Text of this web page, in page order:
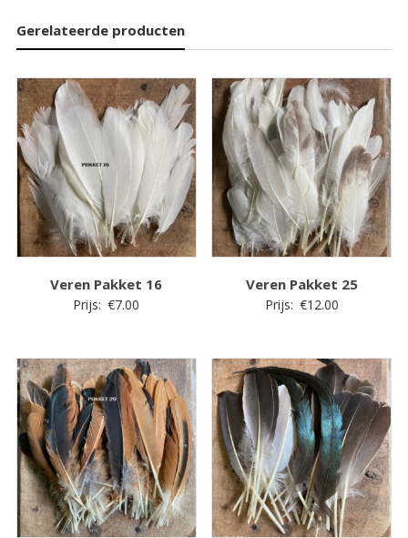
Gerelateerde producten
Veren Pakket 16
Prijs: €7.00
Veren Pakket 25
Prijs: €12.00